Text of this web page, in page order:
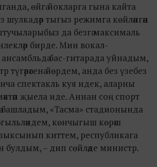
өйгә йокларга гына кайта
шулкадәр тыгыз режимга көйләнгән
да безгә максималь
бирде. Мин вокал-
бас-гитарада уйнадым,
йөрдем, анда без үзебез
спектакль куя идек, аларны
җыела иде. Аннан соң спорт
башладым, «Тасма» стадионында
көнчыгыш көрәш
киттем, республикага
булдым, – дип сөйләде министр.